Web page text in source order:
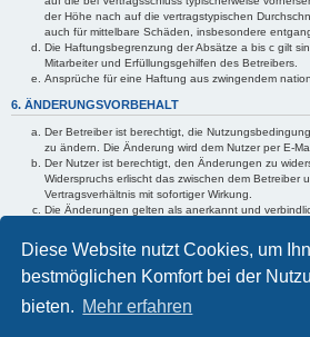
Diese Website nutzt Cookies, um
bestmöglichen Komfort bei der
bieten. Mehr erfahren
der Höhe nach auf die vertragstypischen
auch für mittelbare Schäden, insbesondere
Die Haftungsbegrenzung der Absätze a bis c gilt
Mitarbeiter und Erfüllungsgehilfen des Betreibers.
Ansprüche für eine Haftung aus zwingendem
6. ÄNDERUNGSVORBEHALT
Der Betreiber ist berechtigt, die
zu ändern. Die Änderung wird dem Nutzer per E-
Der Nutzer ist berechtigt, den Änderungen zu
Widerspruchs erlischt das zwischen dem Betreiber
Vertragsverhältnis mit sofortiger Wirkung.
Die Änderungen gelten als anerkannt und
Informationen über den Umgang mit Ihren
Datenschutzerklärung enthalten.